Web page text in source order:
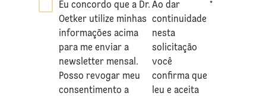
Eu concordo que a Dr.
Oetker utilize minhas
informações acima
para me enviar a
newsletter mensal.
Posso revogar meu
consentimento a
Ao dar
continuidade
nesta
solicitação
você
confirma que
leu e aceita
*